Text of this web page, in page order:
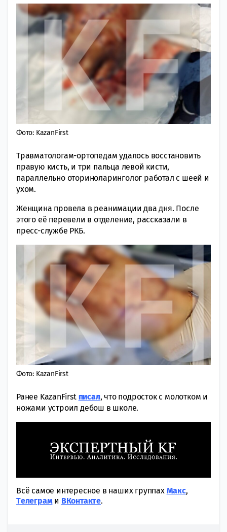
Фото: KazanFirst
Травматологам-ортопедам удалось восстановить
правую кисть, и три пальца левой кисти,
параллельно оториноларинголог работал с шеей и
ухом.
Женщина провела в реанимации два дня. После
этого её перевели в отделение, рассказали в
пресс-службе РКБ.
Фото: KazanFirst
Ранее KazanFirst писал, что подросток с молотком и
ножами устроил дебош в школе.
Всё самое интересное в наших группах Макс,
Tелеграми ВКонтакте.